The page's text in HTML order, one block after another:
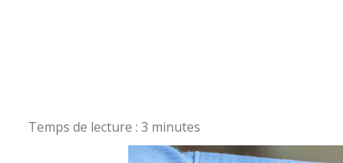
Temps de lecture : 3 minutes